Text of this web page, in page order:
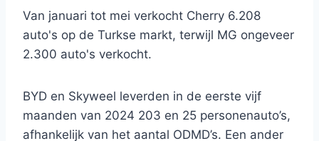
Van januari tot mei verkocht Cherry 6.208
auto's op de Turkse markt, terwijl MG ongeveer
2.300 auto's verkocht.
BYD en Skyweel leverden in de eerste vijf
maanden van 2024 203 en 25 personenauto’s,
afhankelijk van het aantal ODMD’s. Een ander